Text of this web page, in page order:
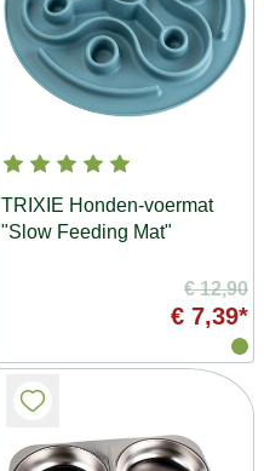
TRIXIE Honden-voermat
"Slow Feeding Mat"
€ 12,90
€ 7,39*